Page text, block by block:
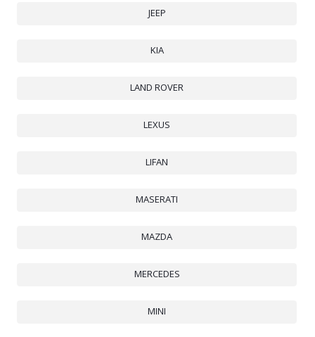
JEEP
KIA
LAND ROVER
LEXUS
LIFAN
MASERATI
MAZDA
MERCEDES
MINI